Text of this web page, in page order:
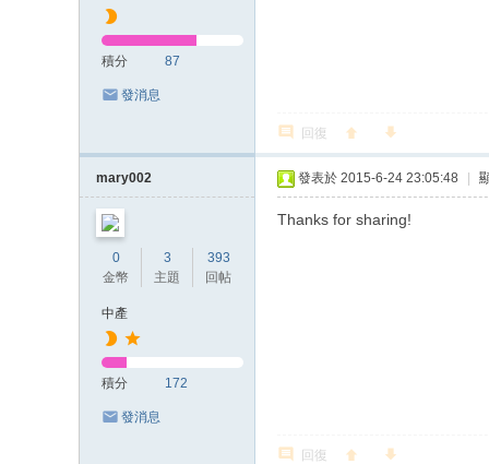
積分 87
發消息
回復
mary002
0
金幣
3
主題
393
回帖
中產
積分 172
發消息
發表於 2015-6-24 23:05:48
Thanks for sharing!
回復